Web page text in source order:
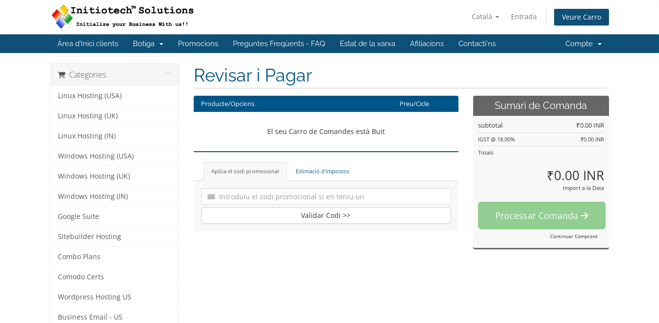
Català Entrada Veure Carro
Àrea d'Inici clients Botiga Promocions Preguntes Freqüents - FAQ Estat de la xarxa Afiliacions Contacti'ns Compte
Categories
Linux Hosting (USA)
Linux Hosting (UK)
Linux Hosting (IN)
Windows Hosting (USA)
Windows Hosting (UK)
Windows Hosting (IN)
Google Suite
Sitebuilder Hosting
Combo Plans
Comodo Certs
Wordpress Hosting US
Business Email - US
Revisar i Pagar
Producte/Opcions Preu/Cicle
El seu Carro de Comandes està Buit
Aplica el codi promocional Estimació d'impostos
Validar Codi >>
Sumari de Comanda
subtotal ₹0.00 INR
IGST @ 18.00%
₹0.00 INR
Totals
₹0.00 INR
Import a la Data
Processar Comanda
Continuar Comprant